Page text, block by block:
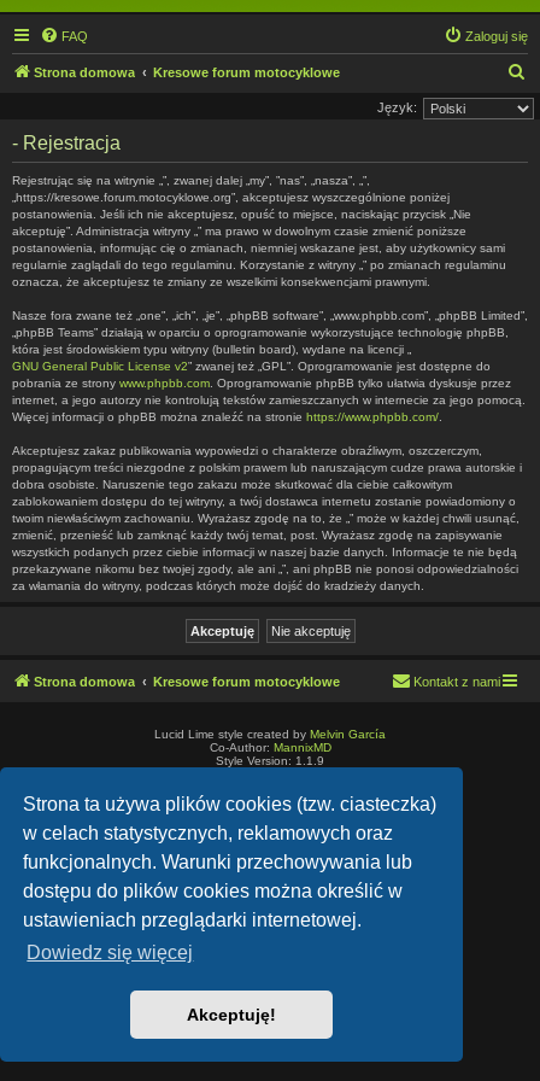
Strona ta używa plików cookies (tzw. ciasteczka)
w celach statystycznych, reklamowych oraz
funkcjonalnych. Warunki przechowywania lub
dostępu do plików cookies można określić w
ustawieniach przeglądarki internetowej.
Dowiedz się więcej
Akceptuję!
FAQ Zaloguj się
Strona domowa Kresowe forum motocyklowe
z
Język:
- Rejestracja
Rejestrując się na witrynie „”, zwanej dalej „my”, ”nas”, „nasza”, „”,
„https://kresowe.forum.motocyklowe.org”, akceptujesz wyszczególnione poniżej
postanowienia. Jeśli ich nie akceptujesz, opuść to miejsce, naciskając przycisk „Nie
akceptuję”. Administracja witryny „” ma prawo w dowolnym czasie zmienić poniższe
postanowienia, informując cię o zmianach, niemniej wskazane jest, aby użytkownicy sami
regularnie zaglądali do tego regulaminu. Korzystanie z witryny „” po zmianach regulaminu
oznacza, że akceptujesz te zmiany ze wszelkimi konsekwencjami prawnymi.
Nasze fora zwane też „one”, „ich”, „je”, „phpBB software”, „www.phpbb.com”, „phpBB Limited”,
„phpBB Teams” działają w oparciu o oprogramowanie wykorzystujące technologię phpBB,
która jest środowiskiem typu witryny (bulletin board), wydane na licencji „
GNU General Public License v2” zwanej też „GPL”. Oprogramowanie jest dostępne do
pobrania ze strony www.phpbb.com . Oprogramowanie phpBB tylko ułatwia dyskusje przez
internet, a jego autorzy nie kontrolują tekstów zamieszczanych w internecie za jego pomocą.
Więcej informacji o phpBB można znaleźć na stronie https://www.phpbb.com/
Akceptujesz zakaz publikowania wypowiedzi o charakterze obraźliwym, oszczerczym,
propagującym treści niezgodne z polskim prawem lub naruszającym cudze prawa autorskie i
dobra osobiste. Naruszenie tego zakazu może skutkować dla ciebie całkowitym
zablokowaniem dostępu do tej witryny, a twój dostawca internetu zostanie powiadomiony o
twoim niewłaściwym zachowaniu. Wyrażasz zgodę na to, że „” może w każdej chwili usunąć,
zmienić, przenieść lub zamknąć każdy twój temat, post. Wyrażasz zgodę na zapisywanie
wszystkich podanych przez ciebie informacji w naszej bazie danych. Informacje te nie będą
przekazywane nikomu bez twojej zgody, ale ani „”, ani phpBB nie ponosi odpowiedzialności
za włamania do witryny, podczas których może dojść do kradzieży danych.
Strona domowa Kresowe forum motocyklowe Kontakt z nami
Lucid Lime style created by Melvin García
Co-Author: MannixMD
Style Version: 1.1.9
Polski pakiet językowy dostarcza
phpBB.pl